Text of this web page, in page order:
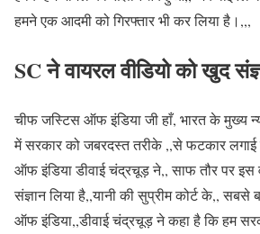
हमने एक आदमी को गिरफ्तार भी कर लिया है।,,,
SC ने वायरल वीडियो को खुद
चीफ जस्टिस ऑफ इंडिया जी हाँ, भारत के मुख्य
में सरकार को जबरदस्त तरीके ,,से फटकार
ऑफ इंडिया डीवाई चंद्रचूड़ ने,, साफ तौर पर इस
संज्ञान लिया है,,यानी की सुप्रीम कोर्ट के,,
ऑफ इंडिया,,डीवाई चंद्रचूड़ ने कहा है कि हम